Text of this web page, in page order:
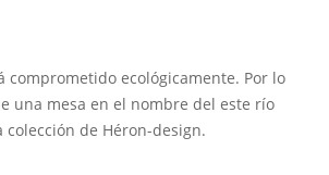
comprometido ecológicamente. Por lo
una mesa en el nombre del este río
de Héron-design.